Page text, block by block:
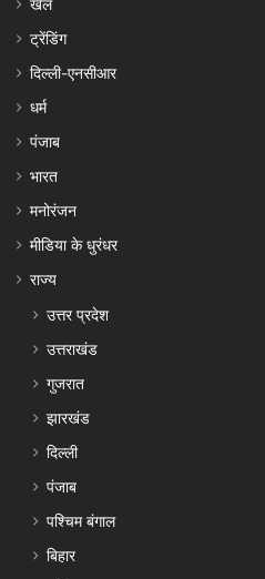
खेल
ट्रेंडिंग
दिल्ली-एनसीआर
धर्म
पंजाब
भारत
मनोरंजन
मीडिया के धुरंधर
राज्य
उत्तर प्रदेश
उत्तराखंड
गुजरात
झारखंड
दिल्ली
पंजाब
पश्चिम बंगाल
बिहार